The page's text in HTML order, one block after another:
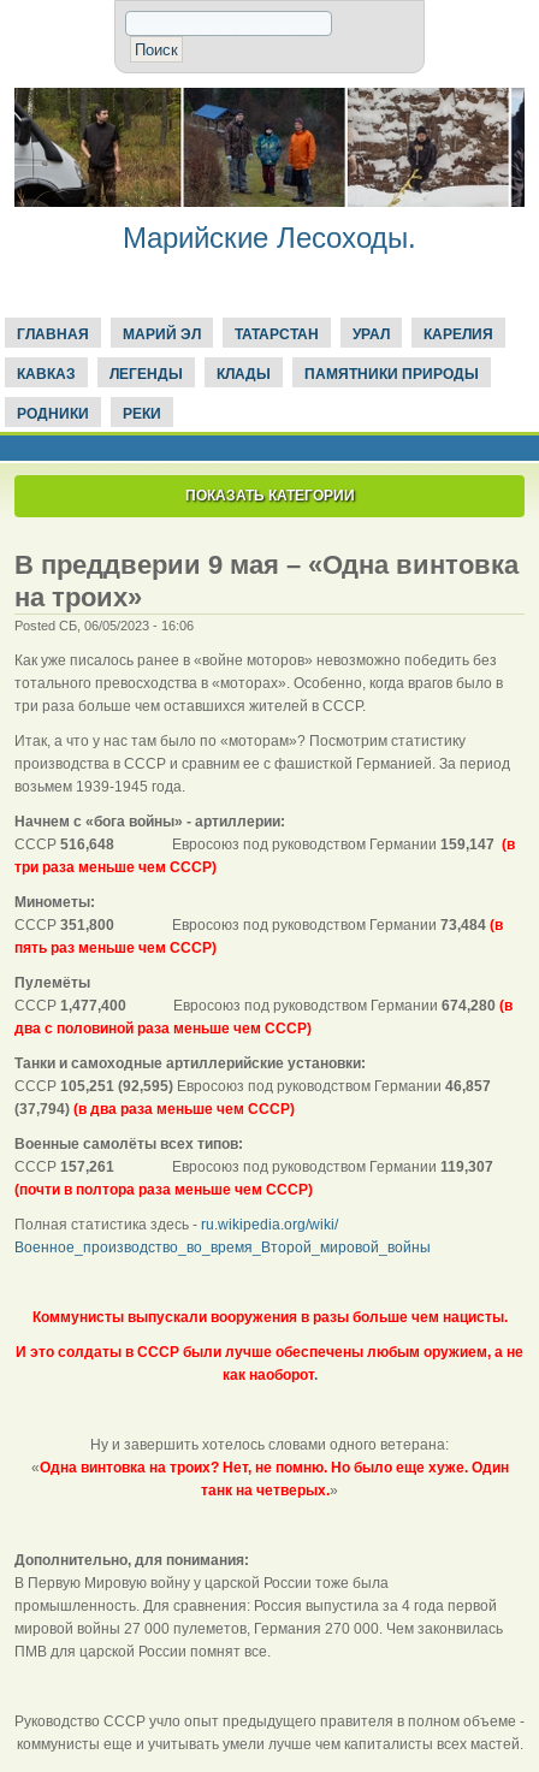
Марийские Лесоходы.
ГЛАВНАЯ МАРИЙ ЭЛ ТАТАРСТАН УРАЛ КАРЕЛИЯ
КАВКАЗ ЛЕГЕНДЫ КЛАДЫ ПАМЯТНИКИ ПРИРОДЫ
РОДНИКИ РЕКИ
ПОКАЗАТЬ КАТЕГОРИИ
В преддверии 9 мая – «Одна винтовка
на троих»
Posted СБ, 06/05/2023 - 16:06
Как уже писалось ранее в «войне моторов» невозможно победить без
тотального превосходства в «моторах». Особенно, когда врагов было в
три раза больше чем оставшихся жителей в СССР.
Итак, а что у нас там было по «моторам»? Посмотрим статистику
производства в СССР и сравним ее с фашисткой Германией. За период
возьмем 1939-1945 года.
Начнем с «бога войны» - артиллерии:
СССР 516,648 Евросоюз под руководством Германии 159,147 (в
три раза меньше чем СССР)
Минометы:
СССР 351,800 Евросоюз под руководством Германии 73,484 (в
пять раз меньше чем СССР)
Пулемёты
СССР 1,477,400 Евросоюз под руководством Германии 674,280 (в
два с половиной раза меньше чем СССР)
Танки и самоходные артиллерийские установки:
СССР 105,251 (92,595) Евросоюз под руководством Германии 46,857
(37,794) (в два раза меньше чем СССР)
Военные самолёты всех типов:
СССР 157,261 Евросоюз под руководством Германии 119,307
(почти в полтора раза меньше чем СССР)
Полная статистика здесь - ru.wikipedia.org/wiki/
Военное_производство_во_время_Второй_мировой_войны
Коммунисты выпускали вооружения в разы больше чем нацисты.
И это солдаты в СССР были лучше обеспечены любым оружием, а не
как наоборот.
Ну и завершить хотелось словами одного ветерана:
«Одна винтовка на троих? Нет, не помню. Но было еще хуже. Один
танк на четверых.»
Дополнительно, для понимания:
В Первую Мировую войну у царской России тоже была
промышленность. Для сравнения: Россия выпустила за 4 года первой
мировой войны 27 000 пулеметов, Германия 270 000. Чем законвилась
ПМВ для царской России помнят все.
Руководство СССР учло опыт предыдущего правителя в полном объеме -
коммунисты еще и учитывать умели лучше чем капиталисты всех мастей.